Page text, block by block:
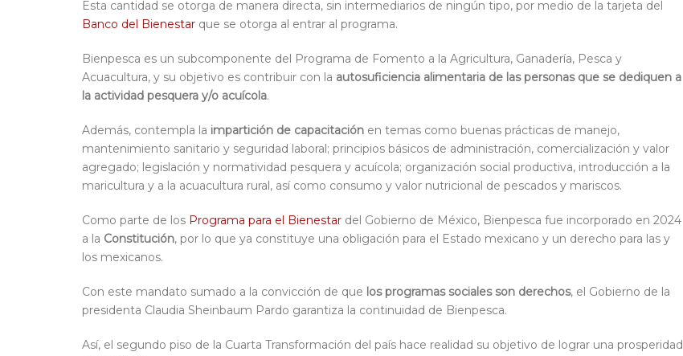
Esta cantidad se otorga de manera directa, sin intermediarios de ningún tipo, por medio de la tarjeta del
Banco del Bienestar que se otorga al entrar al programa.
Bienpesca es un subcomponente del Programa de Fomento a la Agricultura, Ganadería, Pesca y
Acuacultura, y su objetivo es contribuir con la autosuficiencia alimentaria de las personas que se dediquen a
la actividad pesquera y/o acuícola.
Además, contempla la impartición de capacitación en temas como buenas prácticas de manejo,
mantenimiento sanitario y seguridad laboral; principios básicos de administración, comercialización y valor
agregado; legislación y normatividad pesquera y acuícola; organización social productiva, introducción a la
maricultura y a la acuacultura rural, así como consumo y valor nutricional de pescados y mariscos.
Como parte de los Programa para el Bienestar del Gobierno de México, Bienpesca fue incorporado en 2024
a la Constitución, por lo que ya constituye una obligación para el Estado mexicano y un derecho para las y
los mexicanos.
Con este mandato sumado a la convicción de que los programas sociales son derechos, el Gobierno de la
presidenta Claudia Sheinbaum Pardo garantiza la continuidad de Bienpesca.
Así, el segundo piso de la Cuarta Transformación del país hace realidad su objetivo de lograr una prosperidad